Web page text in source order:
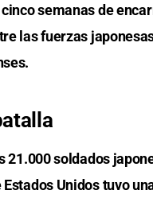
semanas de
las fuerzas
21.000 soldados
Unidos tuvo